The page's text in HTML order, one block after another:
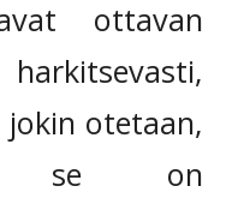
ottavan
jokin otetaan,
se on